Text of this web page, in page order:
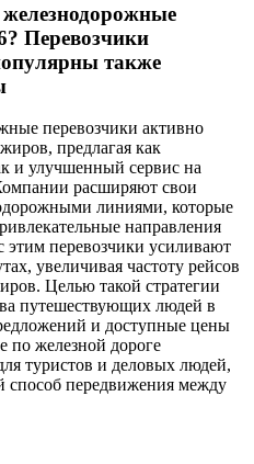
Перевозчики
также
перевозчики активно
предлагая как
и улучшенный сервис на
расширяют свои
линиями, которые
направления
перевозчики усиливают
увеличивая частоту рейсов
Целью такой стратегии
путешествующих людей в
и доступные цены
по железной дороге
туристов и деловых людей,
способ передвижения между